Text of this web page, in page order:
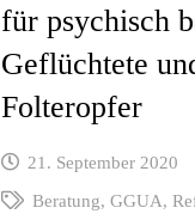
für psychisch
Geflüchtete
Folteropfer
21. September 2020
Beratung, GGUA,